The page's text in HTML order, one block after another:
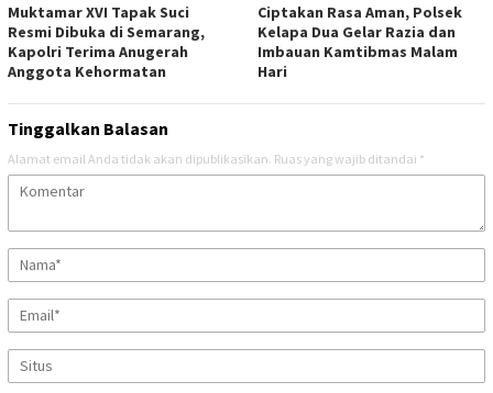
Muktamar XVI Tapak Suci
Resmi Dibuka di Semarang,
Kapolri Terima Anugerah
Anggota Kehormatan
Ciptakan Rasa Aman, Polsek
Kelapa Dua Gelar Razia dan
Imbauan Kamtibmas Malam
Hari
Tinggalkan Balasan
Alamat email Anda tidak akan dipublikasikan. Ruas yang wajib ditandai *